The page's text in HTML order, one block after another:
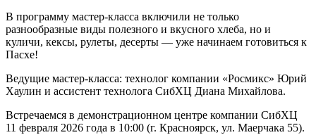
В программу мастер-класса включили не только
разнообразные виды полезного и вкусного хлеба, но и
куличи, кексы, рулеты, десерты — уже начинаем готовиться к
Пасхе!
Ведущие мастер-класса: технолог компании «Росмикс» Юрий
Хаулин и ассистент технолога СибХЦ Диана Михайлова.
Встречаемся в демонстрационном центре компании СибХЦ
11 февраля 2026 года в 10:00 (г. Красноярск, ул. Маерчака 55).